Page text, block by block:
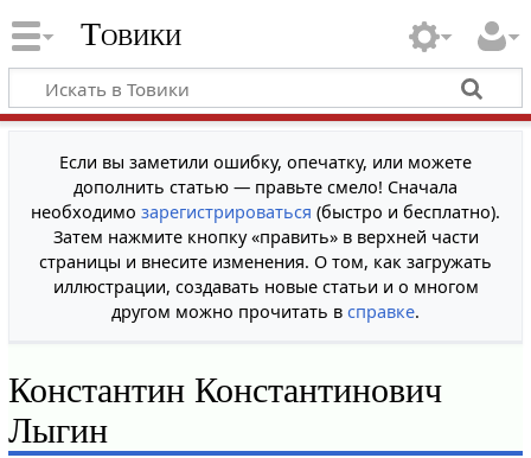
Товики
Если вы заметили ошибку, опечатку, или можете
дополнить статью — правьте смело! Сначала
необходимо зарегистрироваться (быстро и бесплатно).
Затем нажмите кнопку «править» в верхней части
страницы и внесите изменения. О том, как загружать
иллюстрации, создавать новые статьи и о многом
другом можно прочитать в справке.
Константин Константинович
Лыгин